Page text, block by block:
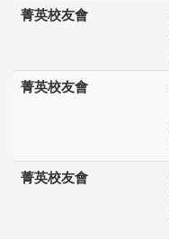
菁英校友會
菁英校友會
菁英校友會